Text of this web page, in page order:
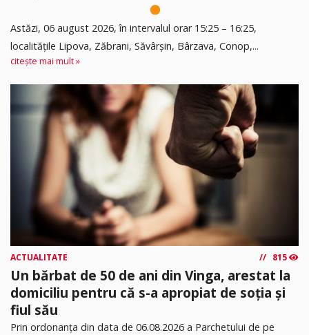
Astăzi, 06 august 2026, în intervalul orar 15:25 – 16:25,
localitățile Lipova, Zăbrani, Săvârșin, Bârzava, Conop,...
citește mai mult »
ACTUALITATE 815
Un bărbat de 50 de ani din Vinga, arestat la
domiciliu pentru că s-a apropiat de soția și
fiul său
Prin ordonanța din data de 06.08.2026 a Parchetului de pe